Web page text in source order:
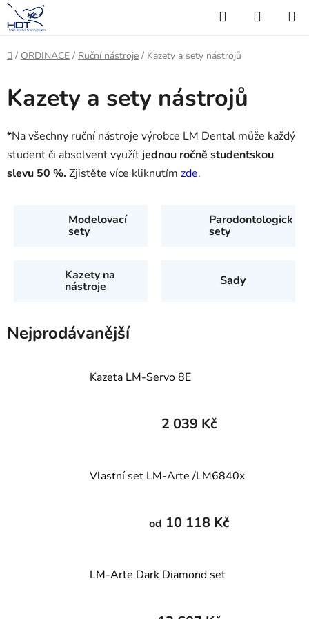
Přejít
na
obsah
Hledat
KOŠÍK
Domů
/ ORDINACE / Ruční nástroje / Kazety a sety nástrojů
Kazety a sety nástrojů
*Na všechny ruční nástroje výrobce LM Dental může každý
student či absolvent využít jednou ročně studentskou
slevu 50 %. Zjistěte více kliknutím zde.
Modelovací
sety
Parodontologické
sety
Kazety na
nástroje Sady
Nejprodávanější
Kazeta LM-Servo 8E
2 039 Kč
Vlastní set LM-Arte /LM6840x
od 10 118 Kč
LM-Arte Dark Diamond set